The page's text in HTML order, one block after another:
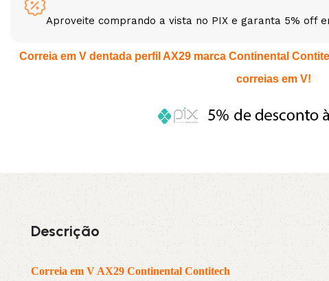
3L 3VX
A AX
XPA XPB
Aproveite comprando a vista no PIX e garanta 5% off
Correia em V dentada perfil AX29 marca Continental
correias em V!
Descrição
Correia em V AX29 Continental Contitech